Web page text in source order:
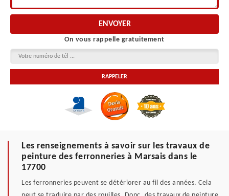
On vous rappelle gratuitement
Les renseignements à savoir sur les travaux de
peinture des ferronneries à Marsais dans le
17700
Les ferronneries peuvent se détériorer au fil des années. Cela